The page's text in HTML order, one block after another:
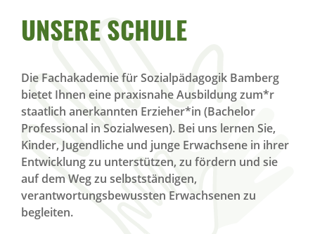
UNSERE SCHULE
Die Fachakademie für Sozialpädagogik Bamberg
bietet Ihnen eine praxisnahe Ausbildung zum*r
staatlich anerkannten Erzieher*in (Bachelor
Professional in Sozialwesen). Bei uns lernen Sie,
Kinder, Jugendliche und junge Erwachsene in ihrer
Entwicklung zu unterstützen, zu fördern und sie
auf dem Weg zu selbstständigen,
verantwortungsbewussten Erwachsenen zu
begleiten.